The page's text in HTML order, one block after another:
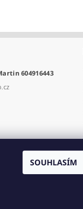
604916443
SOUHLASÍM